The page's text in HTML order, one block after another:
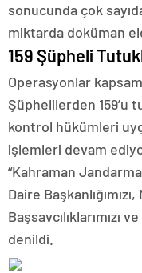
sonucunda çok
miktarda doküman
159 Şüpheli
Operasyonlar
Şüphelilerden 159’u
kontrol hükümleri
işlemleri devam
“Kahraman
Daire
Başsavcılıklarımızı
denildi.